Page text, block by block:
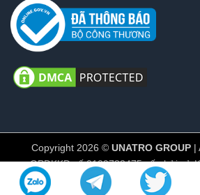
Copyright 2026 © UNATRO GROUP |
GPĐKKD số 0109782475 cấp bởi sở